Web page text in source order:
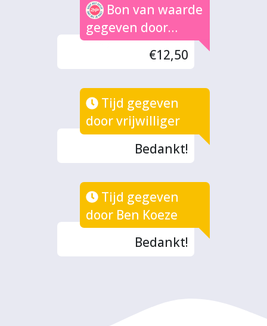
Bon van waarde
gegeven door
VINCE
€12,50
Tijd gegeven
door vrijwilliger
Bedankt!
Tijd gegeven
door Ben Koeze
Bedankt!